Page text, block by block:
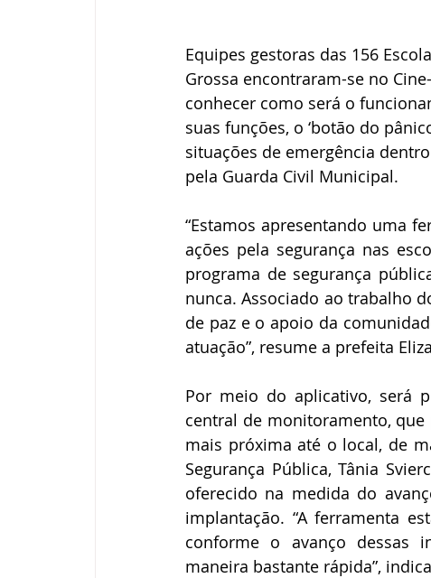
Equipes gestoras das 156
Grossa encontraram-se no
conhecer como será o
suas funções, o ‘botão do
situações de emergência
pela Guarda Civil Municipal.
“Estamos apresentando uma
ações pela segurança nas
programa de segurança
nunca. Associado ao trabalho
de paz e o apoio da
atuação”, resume a prefeita
Por meio do aplicativo, será
central de monitoramento,
mais próxima até o local, de
Segurança Pública, Tânia
oferecido na medida do
implantação. “A ferramenta
conforme o avanço dessas
maneira bastante rápida”,